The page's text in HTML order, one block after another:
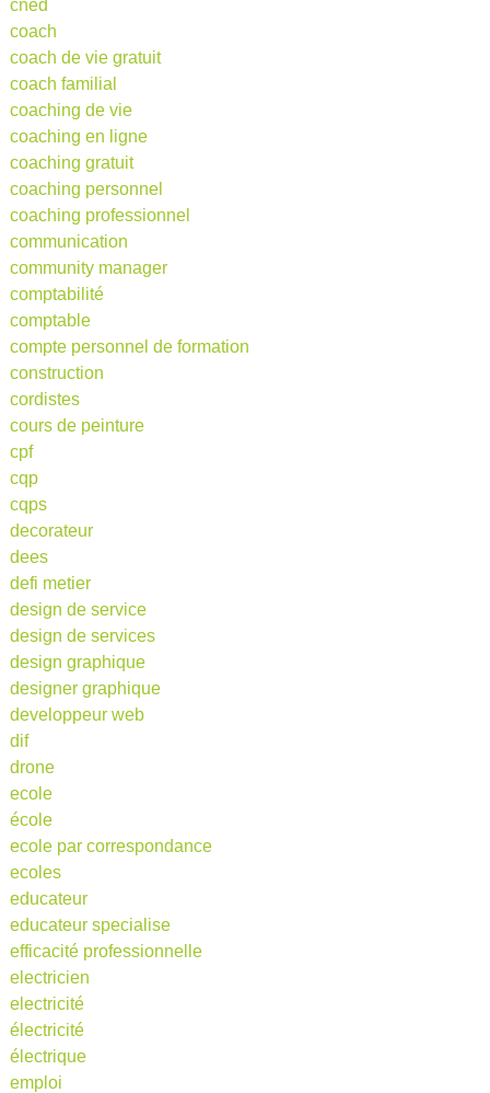
cned
coach
coach de vie gratuit
coach familial
coaching de vie
coaching en ligne
coaching gratuit
coaching personnel
coaching professionnel
communication
community manager
comptabilité
comptable
compte personnel de formation
construction
cordistes
cours de peinture
cpf
cqp
cqps
decorateur
dees
defi metier
design de service
design de services
design graphique
designer graphique
developpeur web
dif
drone
ecole
école
ecole par correspondance
ecoles
educateur
educateur specialise
efficacité professionnelle
electricien
electricité
électricité
électrique
emploi